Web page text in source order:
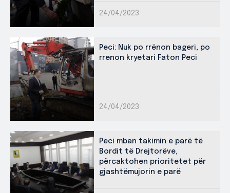
24/04/2023
Peci: Nuk po rrënon bageri, po
rrenon kryetari Faton Peci
24/04/2023
Peci mban takimin e parë të
Bordit të Drejtorëve,
përcaktohen prioritetet për
gjashtëmujorin e parë